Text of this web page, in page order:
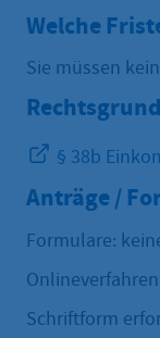
Welche
Sie müssen
§ 38b
Anträge /
Formulare:
Schriftform